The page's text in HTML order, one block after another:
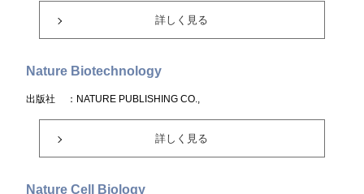
詳しく見る
Nature Biotechnology
出版社 ：NATURE PUBLISHING CO.,
詳しく見る
Nature Cell Biology